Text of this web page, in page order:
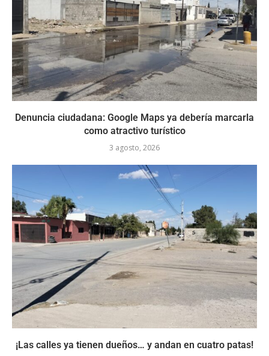
Denuncia ciudadana: Google Maps ya debería marcarla
como atractivo turístico
3 agosto, 2026
¡Las calles ya tienen dueños… y andan en cuatro patas!